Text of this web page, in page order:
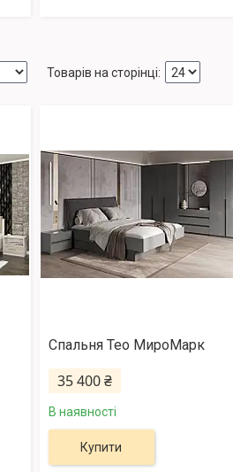
Спальня Тео МироМарк
35 400 ₴
В наявності
Купити